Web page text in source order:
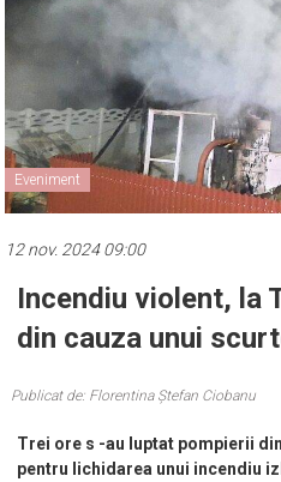
Eveniment
12 nov. 2024 09:00
Incendiu violent, la
din cauza unui
Publicat de: Florentina Ștefan Ciobanu
Trei ore s -au luptat pompierii
pentru lichidarea unui incendiu